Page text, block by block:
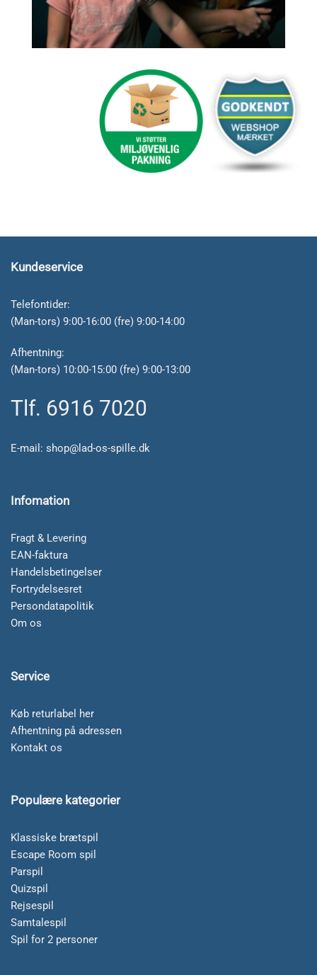
Kundeservice
Telefontider:
(Man-tors) 9:00-16:00 (fre) 9:00-14:00
Afhentning:
(Man-tors) 10:00-15:00 (fre) 9:00-13:00
Tlf. 6916 7020
E-mail: shop@lad-os-spille.dk
Infomation
Fragt & Levering
EAN-faktura
Handelsbetingelser
Fortrydelsesret
Persondatapolitik
Om os
Service
Køb returlabel her
Afhentning på adressen
Kontakt os
Populære kategorier
Klassiske brætspil
Escape Room spil
Parspil
Quizspil
Rejsespil
Samtalespil
Spil for 2 personer